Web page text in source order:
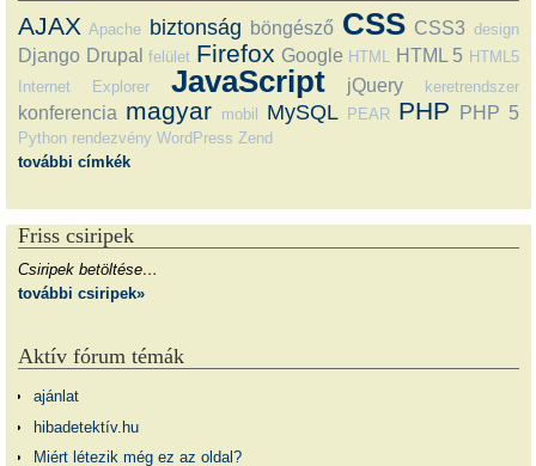
AJAX Apache biztonság böngésző CSS CSS3 design
Django Drupal felület Firefox Google HTML HTML 5 HTML5
Internet Explorer
JavaScript jQuery keretrendszer
konferencia magyar mobil MySQL PEAR PHP PHP 5
Python rendezvény WordPress Zend
további címkék
Friss csiripek
Csiripek betöltése…
további csiripek»
Aktív fórum témák
ajánlat
hibadetektív.hu
Miért létezik még ez az oldal?